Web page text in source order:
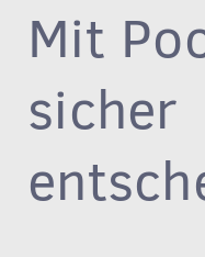
Mit
sicher